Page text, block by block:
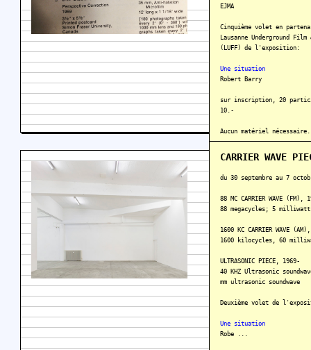
EJMA
Cinquième volet en
Lausanne Underground
(LUFF) de l'exposition:
Une situation
Robert Barry
sur inscription, 20
10.-
Aucun matériel
CARRIER WAVE
du 30 septembre au 7
88 MC CARRIER WAVE (FM),
88 megacycles; 5
1600 KC CARRIER WAVE
1600 kilocycles, 60
ULTRASONIC PIECE, 1969-
40 KHZ Ultrasonic
mm ultrasonic soundwave
Deuxième volet de
Une situation
Robe ...